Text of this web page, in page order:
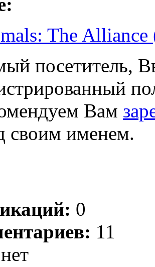
The Alliance
посетитель,
Вам
своим именем.
0
11
нет